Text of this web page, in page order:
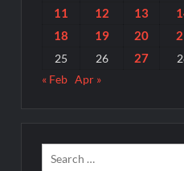
11
12 13
18 19 20
25
26 27
« Feb Apr »